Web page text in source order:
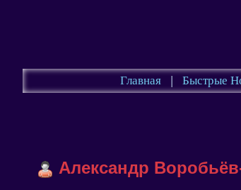
Главная | Быстрые
Александр